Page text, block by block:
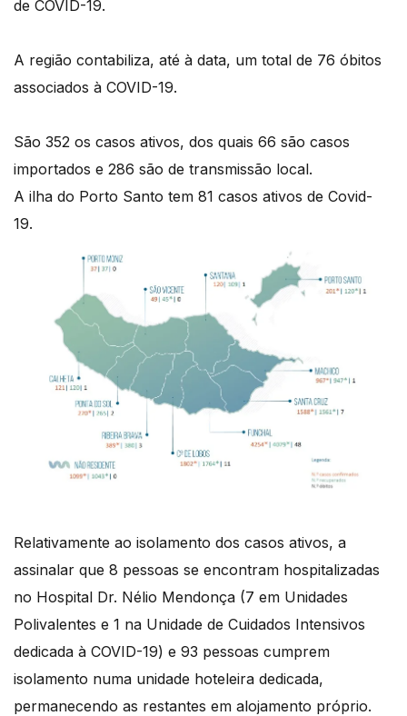
de COVID-19.
A região contabiliza, até à data, um total de 76 óbitos
associados à COVID-19.
São 352 os casos ativos, dos quais 66 são casos
importados e 286 são de transmissão local.
A ilha do Porto Santo tem 81 casos ativos de Covid-
19.
Relativamente ao isolamento dos casos ativos, a
assinalar que 8 pessoas se encontram hospitalizadas
no Hospital Dr. Nélio Mendonça (7 em Unidades
Polivalentes e 1 na Unidade de Cuidados Intensivos
dedicada à COVID-19) e 93 pessoas cumprem
isolamento numa unidade hoteleira dedicada,
permanecendo as restantes em alojamento próprio.